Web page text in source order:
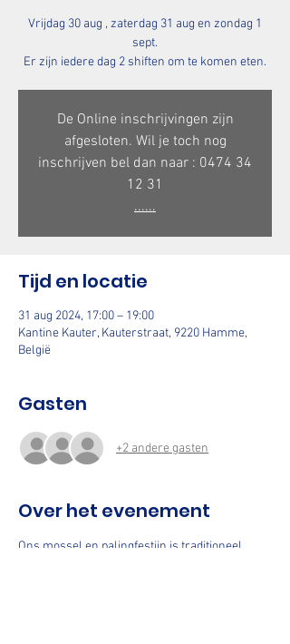
Vrijdag 30 aug , zaterdag 31 aug en zondag 1
sept.
Er zijn iedere dag 2 shiften om te komen eten.
De Online inschrijvingen zijn
afgesloten. Wil je toch nog
inschrijven bel dan naar : 0474 34
12 31
......
Tijd en locatie
31 aug 2024, 17:00 – 19:00
Kantine Kauter, Kauterstraat, 9220 Hamme,
België
Gasten
+2 andere gasten
Over het evenement
Ons mossel en palingfestijn is traditioneel